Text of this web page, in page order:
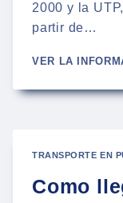
2000 y la
partir de…
VER LA
TRANSPORTE EN
Como